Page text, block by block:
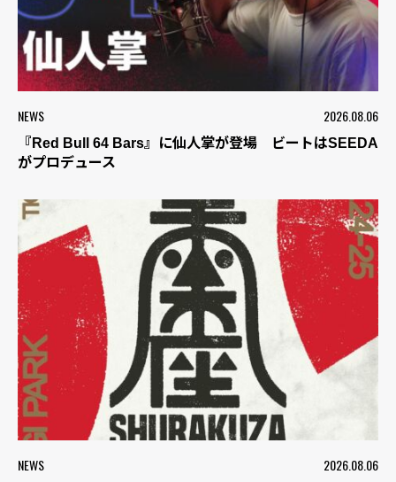
NEWS 2026.08.06
『Red Bull 64 Bars』に仙人掌が登場 ビートはSEEDA
がプロデュース
NEWS 2026.08.06